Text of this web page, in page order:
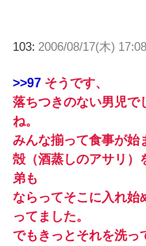
103: 2006/08/17(木)
>>97 そうです、
落ちつきのない男児で
ね。
みんな揃って食事が始
殻（酒蒸しのアサリ）
弟も
ならってそこに入れ始
ってました。
でもきっとそれを洗っ